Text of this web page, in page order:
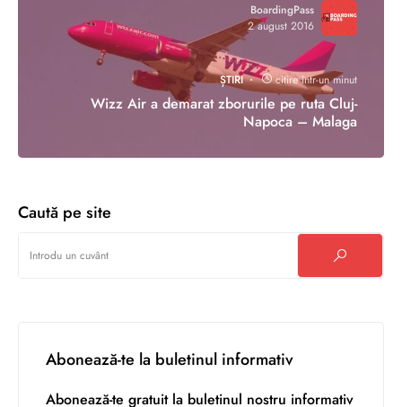
BoardingPass
2 august 2016
ȘTIRI citire într-un minut
Wizz Air a demarat zborurile pe ruta Cluj-
Napoca – Malaga
Caută pe site
Abonează-te la buletinul informativ
Abonează-te gratuit la buletinul nostru informativ